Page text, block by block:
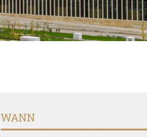
WANN